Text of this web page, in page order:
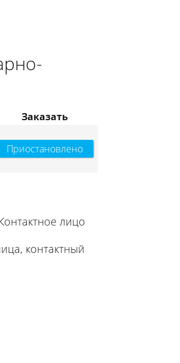
Заказать
Приостановлено
лицо
контактный